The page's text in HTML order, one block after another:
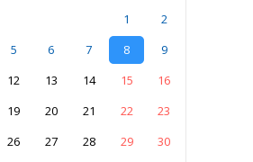
1
2
5 6 7 8
9
12 13 14 15
16
19 20 21 22
23
26 27 28 29
30